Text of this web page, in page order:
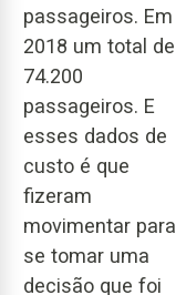
passageiros. Em
2018 um total de
74.200
passageiros. E
esses dados de
custo é que
fizeram
movimentar para
se tomar uma
decisão que foi